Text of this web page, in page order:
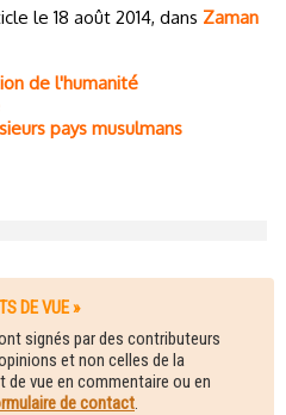
le 18 août 2014, dans Zaman
de l'humanité
pays musulmans
DE VUE »
signés par des contributeurs
et non celles de la
vue en commentaire ou en
de contact.